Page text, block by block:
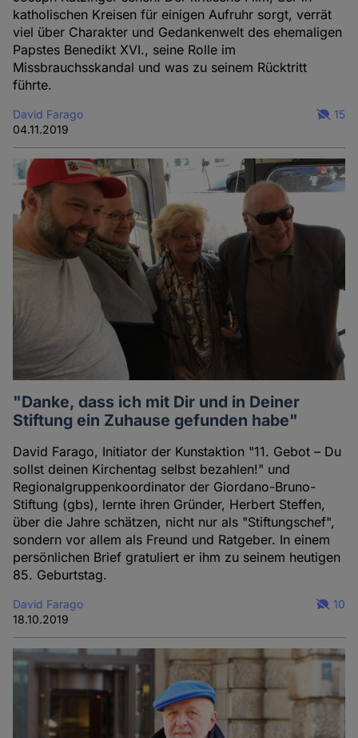
katholischen Kreisen für einigen Aufruhr sorgt, verrät
viel über Charakter und Gedankenwelt des ehemaligen
Papstes Benedikt XVI., seine Rolle im
Missbrauchsskandal und was zu seinem Rücktritt
führte.
David Farago
04.11.2019
15
"Danke, dass ich mit Dir und in Deiner
Stiftung ein Zuhause gefunden habe"
David Farago, Initiator der Kunstaktion "11. Gebot – Du
sollst deinen Kirchentag selbst bezahlen!" und
Regionalgruppenkoordinator der Giordano-Bruno-
Stiftung (gbs), lernte ihren Gründer, Herbert Steffen,
über die Jahre schätzen, nicht nur als "Stiftungschef",
sondern vor allem als Freund und Ratgeber. In einem
persönlichen Brief gratuliert er ihm zu seinem heutigen
85. Geburtstag.
David Farago
18.10.2019
10